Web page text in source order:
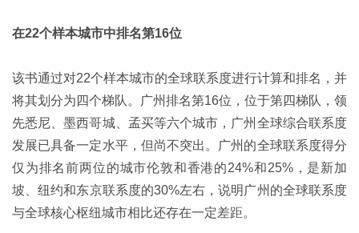
在22个样本城市中排名第16位
该书通过对22个样本城市的全球联系度进行计算和排名，并
将其划分为四个梯队。广州排名第16位，位于第四梯队，领
先悉尼、墨西哥城、孟买等六个城市，广州全球综合联系度
发展已具备一定水平，但尚不突出。广州的全球联系度得分
仅为排名前两位的城市伦敦和香港的24%和25%，是新加
坡、纽约和东京联系度的30%左右，说明广州的全球联系度
与全球核心枢纽城市相比还存在一定差距。